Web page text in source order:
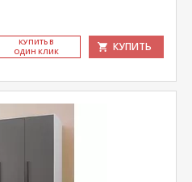
КУ­ПИТЬ В
ОДИН КЛИК
КУПИТЬ